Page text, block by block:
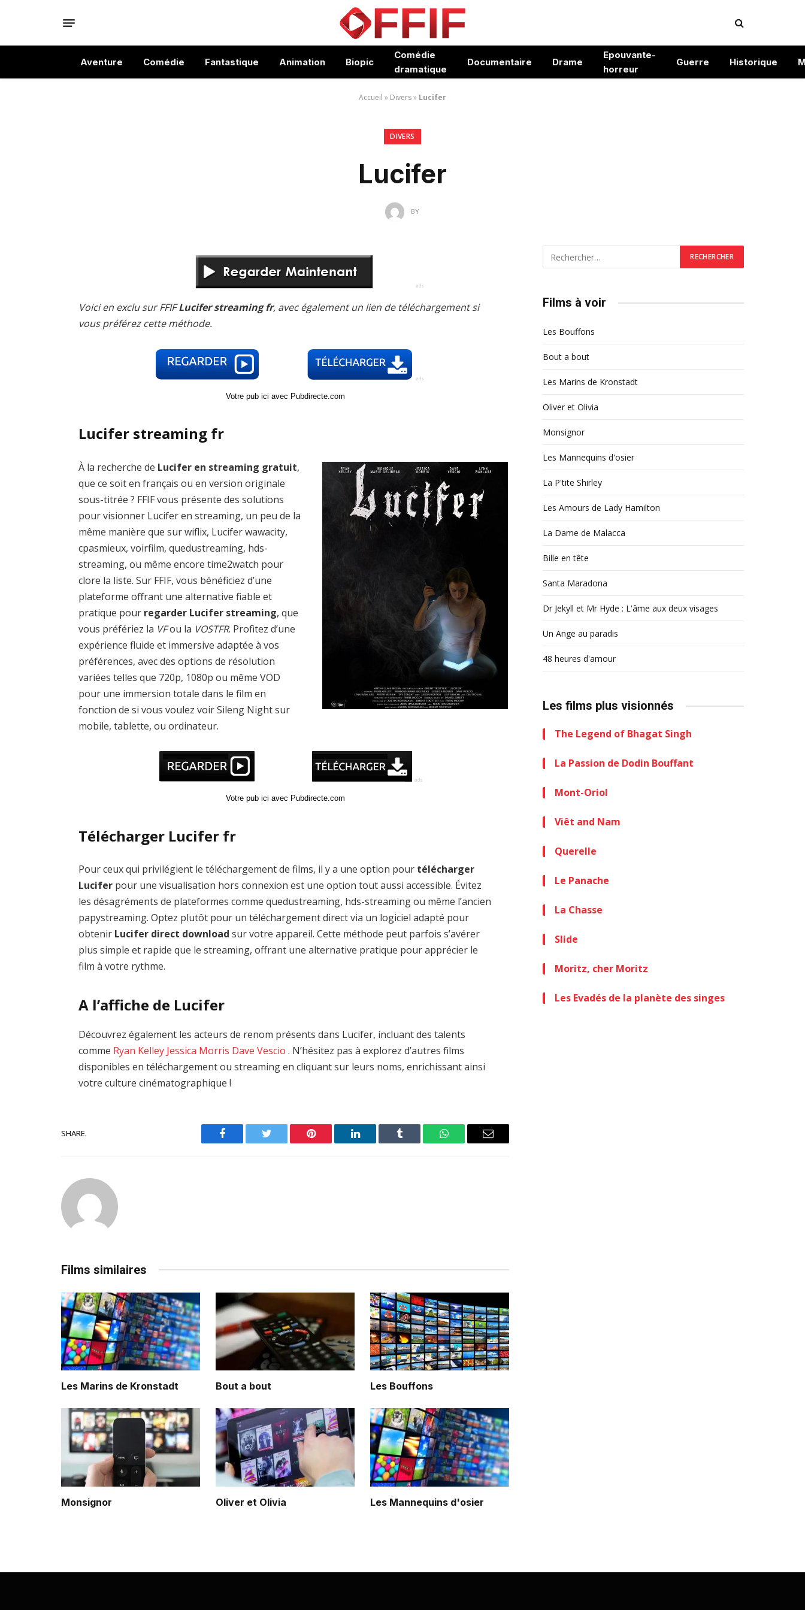
Aventure Comédie Fantastique Animation Biopic
Comédie
dramatique
Documentaire Drame
Epouvante-
horreur
Guerre Historique
Accueil » Divers» Lucifer
DIVERS
Lucifer
BY
Voici en exclu sur FFIFLucifer streaming fr, avec également un lien de téléchargement si
vous préférez cette méthode.
Votre pub ici avec Pubdirecte.com
Lucifer streaming fr
À la recherche de Lucifer en streaming gratuit,
que ce soit en français ou en version originale
sous-titrée ? FFIF vous présente des solutions
pour visionner Lucifer en streaming, un peu de la
même manière que sur wiflix, Lucifer wawacity,
cpasmieux, voirfilm, quedustreaming, hds-
streaming, ou même encore time2watch pour
clore la liste. Sur FFIF, vous bénéficiez d’une
plateforme offrant une alternative fiable et
pratique pour regarder Lucifer streaming, que
vous préfériez la VFou la VOSTFR. Profitez d’une
expérience fluide et immersive adaptée à vos
préférences, avec des options de résolution
variées telles que 720p, 1080p ou même VOD
pour une immersion totale dans le film en
fonction de si vous voulez voir Sileng Night sur
mobile, tablette, ou ordinateur.
Votre pub ici avec Pubdirecte.com
Télécharger Lucifer fr
Pour ceux qui privilégient le téléchargement de films, il y a une option pour télécharger
Lucifer pour une visualisation hors connexion est une option tout aussi accessible. Évitez
les désagréments de plateformes comme quedustreaming, hds-streaming ou même l’ancien
papystreaming. Optez plutôt pour un téléchargement direct via un logiciel adapté pour
obtenir Lucifer direct download sur votre appareil. Cette méthode peut parfois s’avérer
plus simple et rapide que le streaming, offrant une alternative pratique pour apprécier le
film à votre rythme.
A l’affiche de Lucifer
Découvrez également les acteurs de renom présents dans Lucifer, incluant des talents
comme Ryan Kelley Jessica Morris Dave Vescio . N’hésitez pas à explorez d’autres films
disponibles en téléchargement ou streaming en cliquant sur leurs noms, enrichissant ainsi
votre culture cinématographique !
SHARE.
Facebook Twitter Pinterest LinkedIn Tumblr WhatsAppEmail
Films similaires
Les Marins de Kronstadt Bout a bout Les Bouffons
Monsignor Oliver et Olivia Les Mannequins d'osier
Films à voir
Les Bouffons
Bout a bout
Les Marins de Kronstadt
Oliver et Olivia
Monsignor
Les Mannequins d'osier
La P'tite Shirley
Les Amours de Lady Hamilton
La Dame de Malacca
Bille en tête
Santa Maradona
Dr Jekyll et Mr Hyde : L'âme aux deux visages
Un Ange au paradis
48 heures d'amour
Les films plus visionnés
The Legend of Bhagat Singh
La Passion de Dodin Bouffant
Mont-Oriol
Viêt and Nam
Querelle
Le Panache
La Chasse
Slide
Moritz, cher Moritz
Les Evadés de la planète des singes